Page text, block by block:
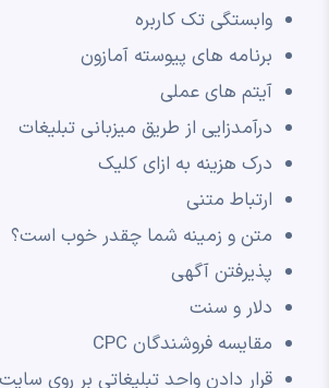
وابستگی تک کاربره
برنامه های پیوسته آمازون
آیتم های عملی
درآمدزایی از طریق میزبانی تبلیغات
درک هزینه به ازای کلیک
ارتباط متنی
متن و زمینه شما چقدر خوب است؟
پذیرفتن آگهی
دلار و سنت
مقایسه فروشندگان CPC
قرار دادن واحد تبلیغاتی بر روی سایت